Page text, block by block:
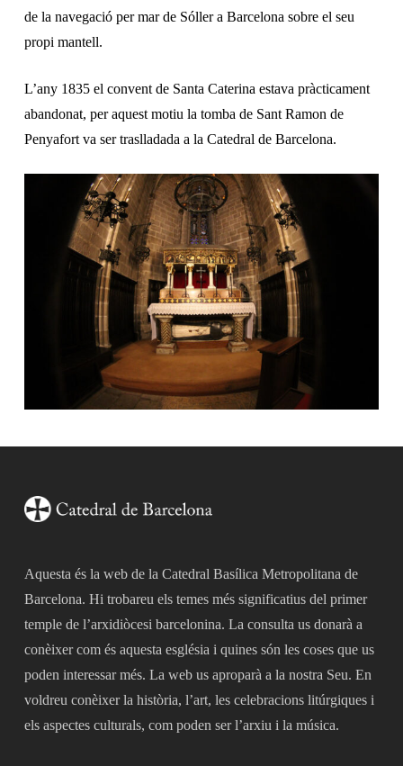
de la navegació per mar de Sóller a Barcelona sobre el seu
propi mantell.
L’any 1835 el convent de Santa Caterina estava pràcticament
abandonat, per aquest motiu la tomba de Sant Ramon de
Penyafort va ser traslladada a la Catedral de Barcelona.
Aquesta és la web de la Catedral Basílica Metropolitana de
Barcelona. Hi trobareu els temes més significatius del primer
temple de l’arxidiòcesi barcelonina. La consulta us donarà a
conèixer com és aquesta església i quines són les coses que us
poden interessar més. La web us aproparà a la nostra Seu. En
voldreu conèixer la història, l’art, les celebracions litúrgiques i
els aspectes culturals, com poden ser l’arxiu i la música.